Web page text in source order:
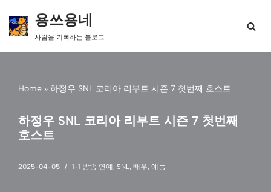
콘
용쓰용네
사람을 기록하는 블로그
Home » 하정우 SNL 코리아 리부트 시즌 7 첫번째 호스트
하정우 SNL 코리아 리부트 시즌 7 첫번째
호스트
2025-04-05 1-1 방송 연예 , SNL, 배우, 예능